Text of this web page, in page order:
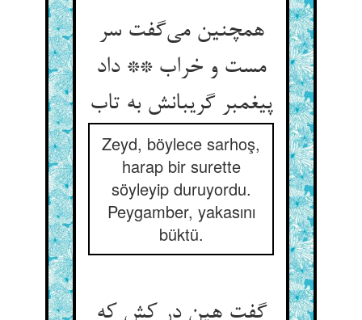
همچنین می‌‌گفت سر
مست و خراب ** داد
پیغمبر گریبانش به تاب‌‌
Zeyd, böylece sarhoş,
harap bir surette
söyleyip duruyordu.
Peygamber, yakasını
büktü.
گفت هین در کش که